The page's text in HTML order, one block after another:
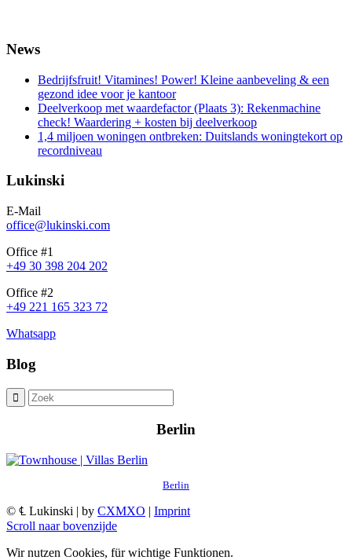
News
Bedrijfsfruit! Vitamines! Power! Kleine aanbeveling & een
gezond idee voor je kantoor
Deelverkoop met waardefactor (Plaats 3): Rekenmachine
check! Waardering + kosten bij deelverkoop
1,4 miljoen woningen ontbreken: Duitslands woningtekort op
recordniveau
Lukinski
E-Mail
office@lukinski.com
Office #1
+49 30 398 204 202
Office #2
+49 221 165 323 72
Whatsapp
Blog
Berlin
Berlin
© ℄ Lukinski | by CXMXO | Imprint
Scroll naar bovenzijde
Wir nutzen Cookies, für wichtige Funktionen.